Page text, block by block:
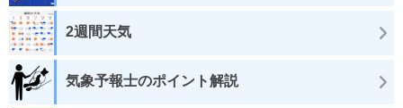
2週間天気
気象予報士のポイント解説